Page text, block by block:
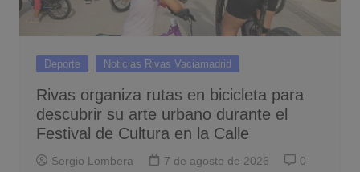
Deporte Noticias Rivas Vaciamadrid
Rivas organiza rutas en bicicleta para
descubrir su arte urbano durante el
Festival de Cultura en la Calle
Sergio Lombera 7 de agosto de 2026 0